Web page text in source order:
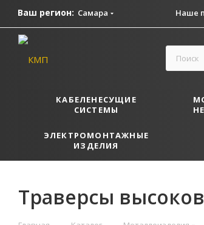
Ваш регион: Самара Наше
КАБЕЛЕНЕСУЩИЕ
СИСТЕМЫ
ЭЛЕКТРОМОНТАЖНЫЕ
ИЗДЕЛИЯ
Траверсы